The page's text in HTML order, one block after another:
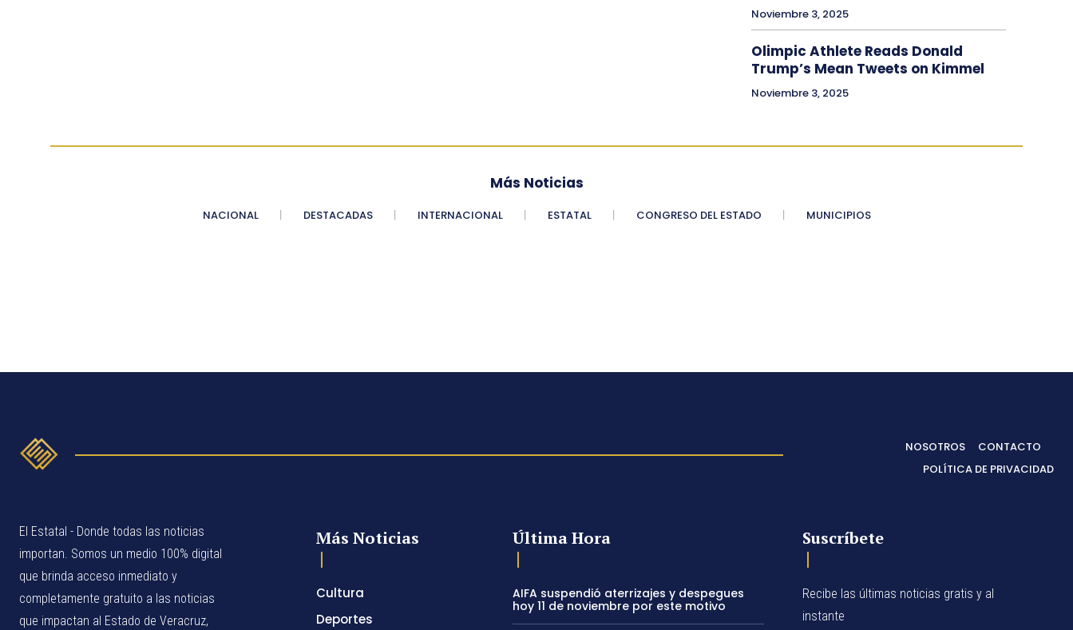
Noviembre 3, 2025
Olimpic Athlete Reads Donald
Trump’s Mean Tweets on Kimmel
Noviembre 3, 2025
Más Noticias
NACIONAL DESTACADAS INTERNACIONAL ESTATAL CONGRESO DEL ESTADO MUNICIPIOS
NOSOTROS
CONTACTO
POLÍTICA DE PRIVACIDAD
El Estatal - Donde todas las noticias
importan. Somos un medio 100% digital
que brinda acceso inmediato y
completamente gratuito a las noticias
que impactan al Estado de Veracruz,
Más Noticias
Cultura
Deportes
Última Hora
AIFA suspendió aterrizajes y despegues
hoy 11 de noviembre por este motivo
Suscríbete
Recibe las últimas noticias gratis y al
instante